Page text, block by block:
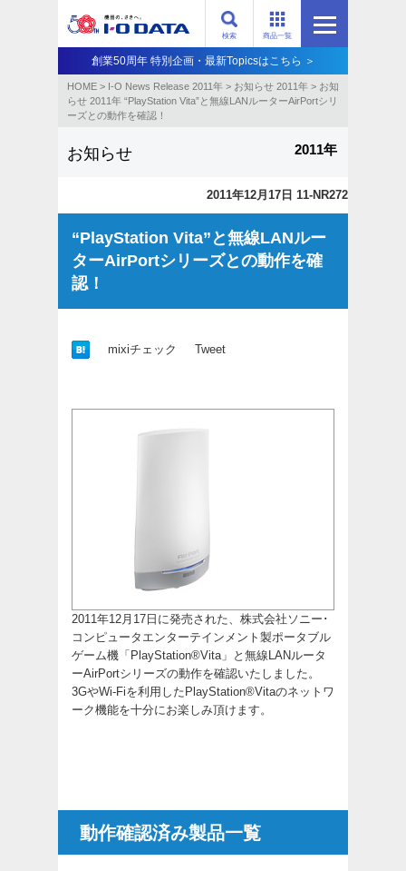
商品一覧
検索
創業50周年 特別企画・最新Topicsはこちら ＞
HOME > I-O News Release 2011年 > お知らせ 2011年 > お知
らせ 2011年 “PlayStation Vita”と無線LANルーターAirPortシリ
ーズとの動作を確認！
お知らせ 2011年
2011年12月17日 11-NR272
“PlayStation Vita”と無線LANルー
ターAirPortシリーズとの動作を確
認！
mixiチェック Tweet
2011年12月17日に発売された、株式会社ソニー･
コンピュータエンターテインメント製ポータブル
ゲーム機「PlayStation®Vita」と無線LANルータ
ーAirPortシリーズの動作を確認いたしました。
3GやWi-Fiを利用したPlayStation®Vitaのネットワ
ーク機能を十分にお楽しみ頂けます。
動作確認済み製品一覧